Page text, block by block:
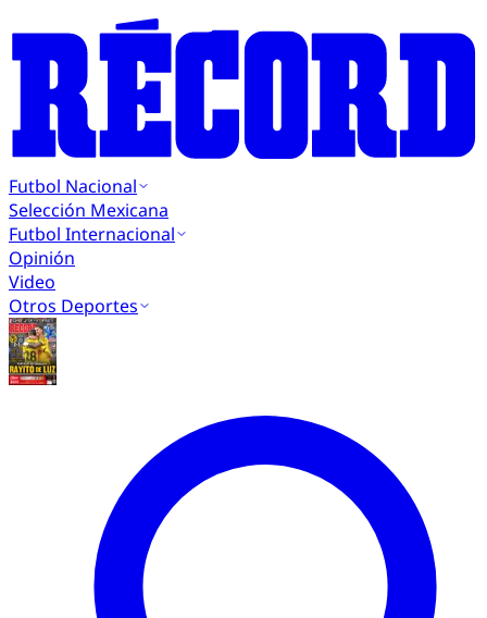
Futbol Nacional
Selección Mexicana
Futbol Internacional
Opinión
Video
Otros Deportes